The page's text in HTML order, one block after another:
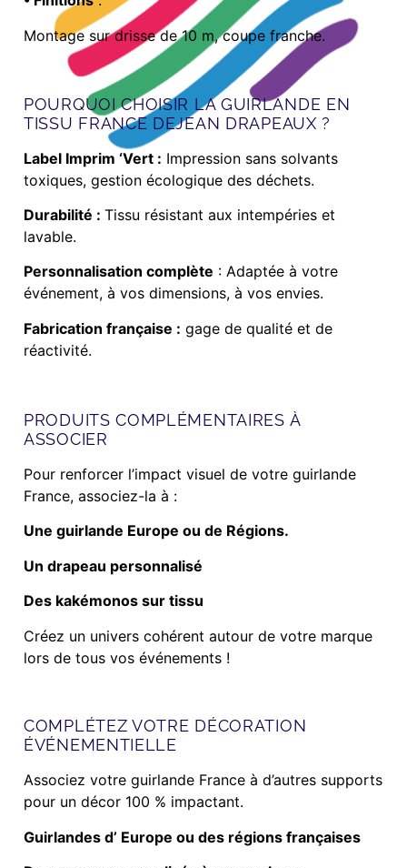
Montage sur drisse de 10 m, coupe franche.
POURQUOI CHOISIR LA GUIRLANDE EN
TISSU FRANCE DEJEAN DRAPEAUX ?
Label Imprim ‘Vert : Impression sans solvants
toxiques, gestion écologique des déchets.
Durabilité : Tissu résistant aux intempéries et
lavable.
Personnalisation complète : Adaptée à votre
événement, à vos dimensions, à vos envies.
Fabrication française : gage de qualité et de
réactivité.
PRODUITS COMPLÉMENTAIRES À
ASSOCIER
Pour renforcer l’impact visuel de votre guirlande
France, associez-la à :
Une guirlande Europe ou de Régions.
Un drapeau personnalisé
Des kakémonos sur tissu
Créez un univers cohérent autour de votre marque
lors de tous vos événements !
COMPLÉTEZ VOTRE DÉCORATION
ÉVÉNEMENTIELLE
Associez votre guirlande France à d’autres supports
pour un décor 100 % impactant.
Guirlandes d’ Europe ou des régions françaises